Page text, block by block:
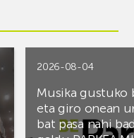
2026-08-04
Musika gustuko
eta giro onean
bat pasa nahi